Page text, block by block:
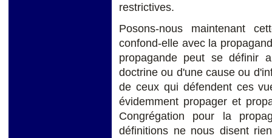
restrictives.
Posons-nous maintenant
confond-elle avec la
propagande peut se définir
doctrine ou d'une cause ou
de ceux qui défendent ces
évidemment propager et
Congrégation pour la
définitions ne nous disent